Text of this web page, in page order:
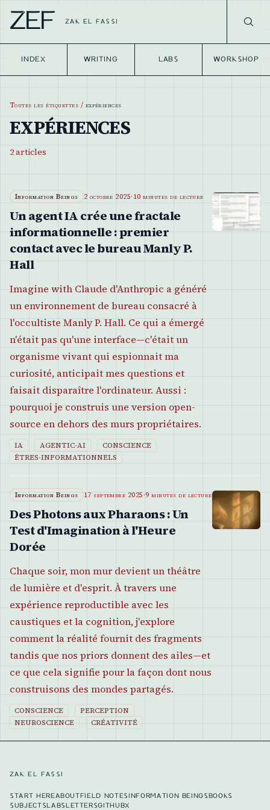
ZEF ZAK EL FASSI
INDEX WRITING LABS WORKSHOP
Toutes les étiquettes / expériences
EXPÉRIENCES
2articles
Information Beings 2 octobre 2025·10 minutes de lecture
Un agent IA crée une fractale
informationnelle : premier
contact avec le bureau Manly P.
Hall
Imagine with Claude d'Anthropic a généré
un environnement de bureau consacré à
l'occultiste Manly P. Hall. Ce qui a émergé
n'était pas qu'une interface—c'était un
organisme vivant qui espionnait ma
curiosité, anticipait mes questions et
faisait disparaître l'ordinateur. Aussi :
pourquoi je construis une version open-
source en dehors des murs propriétaires.
IA AGENTIC-AI
CONSCIENCE
ÊTRES-INFORMATIONNELS
Information Beings 17 septembre 2025·9 minutes de lecture
Des Photons aux Pharaons : Un
Test d'Imagination à l'Heure
Dorée
Chaque soir, mon mur devient un théâtre
de lumière et d'esprit. À travers une
expérience reproductible avec les
caustiques et la cognition, j'explore
comment la réalité fournit des fragments
tandis que nos priors donnent des ailes—et
ce que cela signifie pour la façon dont nous
construisons des mondes partagés.
CONSCIENCE
PERCEPTION
NEUROSCIENCE
CRÉATIVITÉ
ZAK EL FASSI
START HEREABOUT FIELD NOTES INFORMATION BEINGS BOOKS
SUBJECTS LABS LETTERSGITHUBX